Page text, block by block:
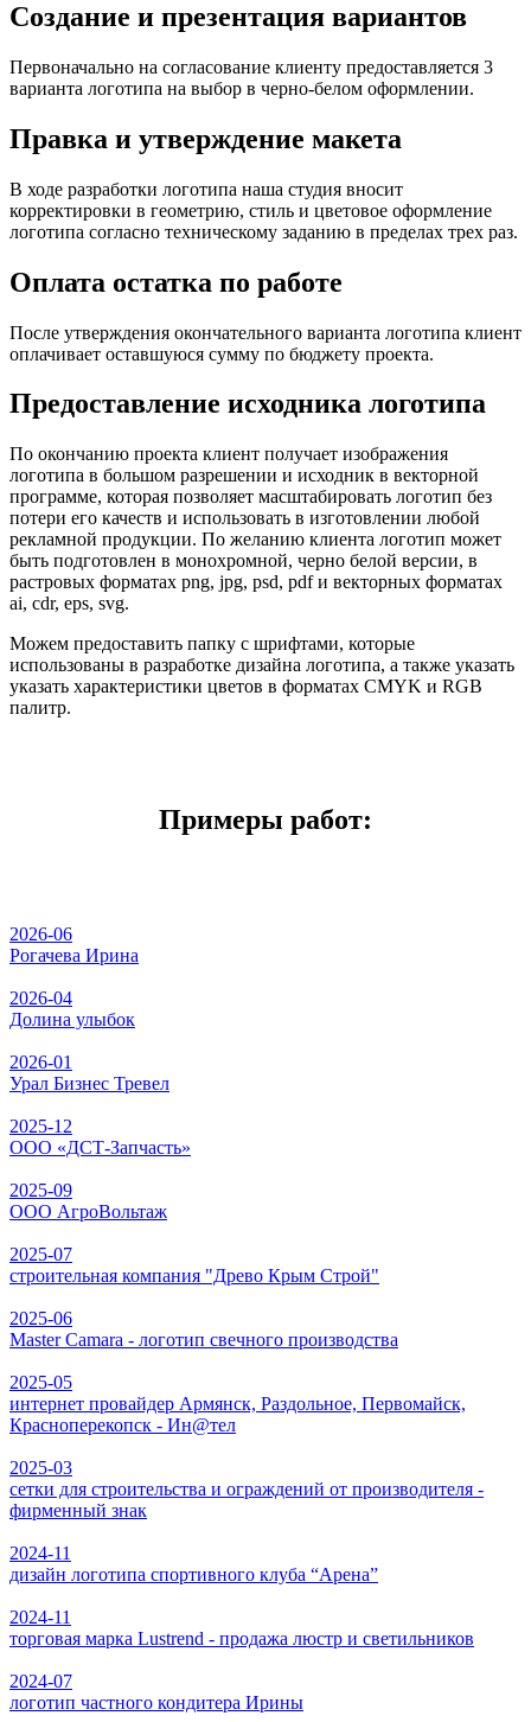
Создание и презентация вариантов
Первоначально на согласование клиенту предоставляется 3
варианта логотипа на выбор в черно-белом оформлении.
Правка и утверждение макета
В ходе разработки логотипа наша студия вносит
корректировки в геометрию, стиль и цветовое оформление
логотипа согласно техническому заданию в пределах трех раз.
Оплата остатка по работе
После утверждения окончательного варианта логотипа клиент
оплачивает оставшуюся сумму по бюджету проекта.
Предоставление исходника логотипа
По окончанию проекта клиент получает изображения
логотипа в большом разрешении и исходник в векторной
программе, которая позволяет масштабировать логотип без
потери его качеств и использовать в изготовлении любой
рекламной продукции. По желанию клиента логотип может
быть подготовлен в монохромной, черно белой версии, в
растровых форматах png, jpg, psd, pdf и векторных форматах
ai, cdr, eps, svg.
Можем предоставить папку с шрифтами, которые
использованы в разработке дизайна логотипа, а также указать
указать характеристики цветов в форматах CMYK и RGB
палитр.
Примеры работ:
2026-06
Рогачева Ирина
2026-04
Долина улыбок
2026-01
Урал Бизнес Тревел
2025-12
ООО «ДСТ-Запчасть»
2025-09
ООО АгроВольтаж
2025-07
строительная компания "Древо Крым Строй"
2025-06
Master Camara - логотип свечного производства
2025-05
интернет провайдер Армянск, Раздольное, Первомайск,
Красноперекопск - Ин@тел
2025-03
сетки для строительства и ограждений от производителя -
фирменный знак
2024-11
дизайн логотипа спортивного клуба “Арена”
2024-11
торговая марка Lustrend - продажа люстр и светильников
2024-07
логотип частного кондитера Ирины